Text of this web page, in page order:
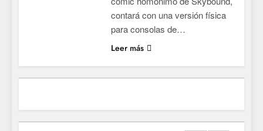
contará con una versión física
para consolas de…
Leer más
Ragnarok Origin: Classic ya
está disponible, y es el único
RO F2P-friendly de la saga
NOTICIAS DE VIDEOJUEGOS
Humble Choice de julio